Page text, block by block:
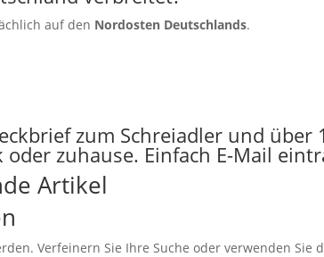
auf den Nordosten Deutschlands.
zum Schreiadler und über
zuhause. Einfach E-Mail
Artikel
Verfeinern Sie Ihre Suche oder verwenden Sie